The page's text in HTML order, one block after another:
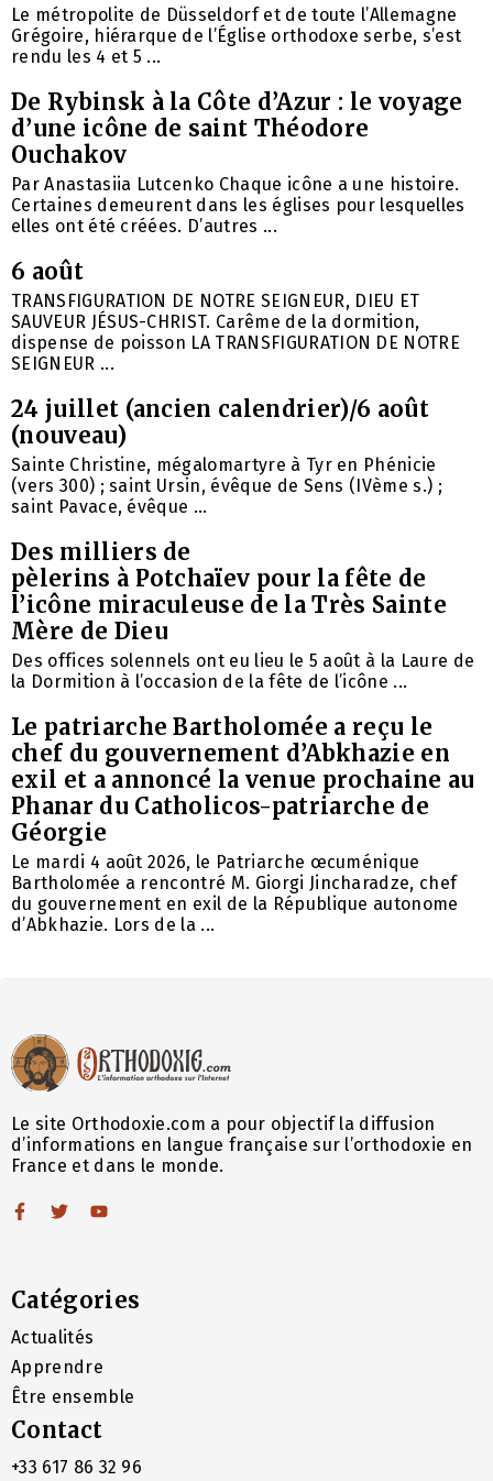
Le métropolite de Düsseldorf et de toute l’Allemagne
Grégoire, hiérarque de l’Église orthodoxe serbe, s’est
rendu les 4 et 5 ...
De Rybinsk à la Côte d’Azur : le voyage
d’une icône de saint Théodore
Ouchakov
Par Anastasiia Lutcenko Chaque icône a une histoire.
Certaines demeurent dans les églises pour lesquelles
elles ont été créées. D’autres ...
6 août
TRANSFIGURATION DE NOTRE SEIGNEUR, DIEU ET
SAUVEUR JÉSUS-CHRIST. Carême de la dormition,
dispense de poisson LA TRANSFIGURATION DE NOTRE
SEIGNEUR ...
24 juillet (ancien calendrier)/6 août
(nouveau)
Sainte Christine, mégalomartyre à Tyr en Phénicie
(vers 300) ; saint Ursin, évêque de Sens (IVème s.) ;
saint Pavace, évêque ...
Des milliers de
pèlerins à Potchaïev pour la fête de
l’icône miraculeuse de la Très Sainte
Mère de Dieu
Des offices solennels ont eu lieu le 5 août à la Laure de
la Dormition à l’occasion de la fête de l’icône ...
Le patriarche Bartholomée a reçu le
chef du gouvernement d’Abkhazie en
exil et a annoncé la venue prochaine au
Phanar du Catholicos-patriarche de
Géorgie
Le mardi 4 août 2026, le Patriarche œcuménique
Bartholomée a rencontré M. Giorgi Jincharadze, chef
du gouvernement en exil de la République autonome
d’Abkhazie. Lors de la ...
Le site Orthodoxie.com a pour objectif la diffusion
d’informations en langue française sur l’orthodoxie en
France et dans le monde.
Catégories
Actualités
Apprendre
Être ensemble
Contact
+33 617 86 32 96